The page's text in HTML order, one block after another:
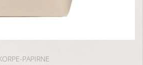
PAPIRNE